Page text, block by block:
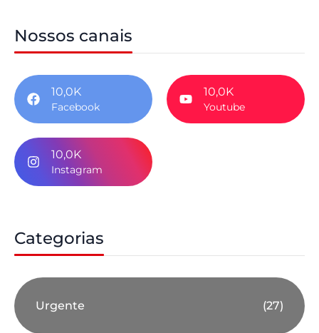
Nossos canais
10,0K
Facebook
10,0K
Youtube
10,0K
Instagram
Categorias
Urgente (27)